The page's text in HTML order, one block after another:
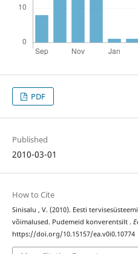
PDF
Published
2010-03-01
How to Cite
Sinisalu , V. (2010). Eesti
võimalused. Pudemeid konverentsilt .
https://doi.org/10.15157/ea.v0i0.10774